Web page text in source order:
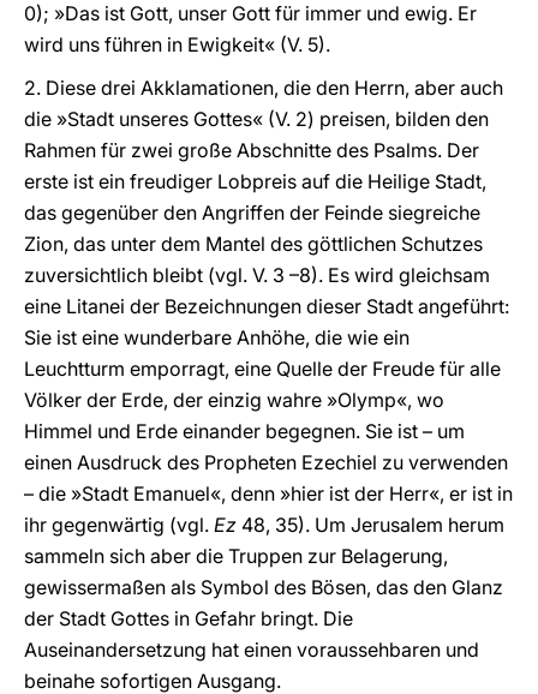
0); »Das ist Gott, unser Gott für immer und ewig. Er
wird uns führen in Ewigkeit« (V. 5).
2. Diese drei Akklamationen, die den Herrn, aber auch
die »Stadt unseres Gottes« (V. 2) preisen, bilden den
Rahmen für zwei große Abschnitte des Psalms. Der
erste ist ein freudiger Lobpreis auf die Heilige Stadt,
das gegenüber den Angriffen der Feinde siegreiche
Zion, das unter dem Mantel des göttlichen Schutzes
zuversichtlich bleibt (vgl. V. 3 –8). Es wird gleichsam
eine Litanei der Bezeichnungen dieser Stadt angeführt:
Sie ist eine wunderbare Anhöhe, die wie ein
Leuchtturm emporragt, eine Quelle der Freude für alle
Völker der Erde, der einzig wahre »Olymp«, wo
Himmel und Erde einander begegnen. Sie ist – um
einen Ausdruck des Propheten Ezechiel zu verwenden
– die »Stadt Emanuel«, denn »hier ist der Herr«, er ist in
ihr gegenwärtig (vgl. Ez 48, 35). Um Jerusalem herum
sammeln sich aber die Truppen zur Belagerung,
gewissermaßen als Symbol des Bösen, das den Glanz
der Stadt Gottes in Gefahr bringt. Die
Auseinandersetzung hat einen voraussehbaren und
beinahe sofortigen Ausgang.